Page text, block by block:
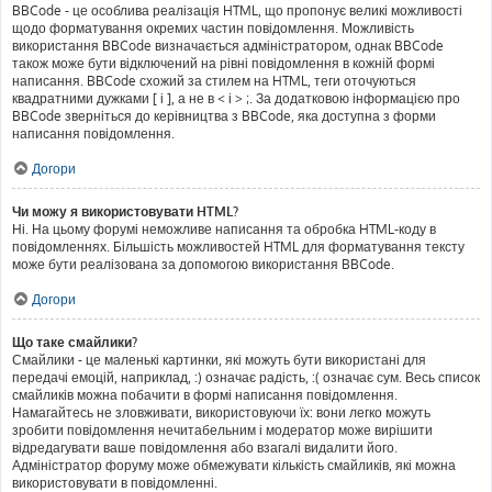
BBCode - це особлива реалізація HTML, що пропонує великі можливості
щодо форматування окремих частин повідомлення. Можливість
використання BBCode визначається адміністратором, однак BBCode
також може бути відключений на рівні повідомлення в кожній формі
написання. BBCode схожий за стилем на HTML, теги оточуються
квадратними дужками [ і ], а не в < і > ;. За додатковою інформацією про
BBCode зверніться до керівництва з BBCode, яка доступна з форми
написання повідомлення.
Догори
Чи можу я використовувати HTML?
Ні. На цьому форумі неможливе написання та обробка HTML-коду в
повідомленнях. Більшість можливостей HTML для форматування тексту
може бути реалізована за допомогою використання BBCode.
Догори
Що таке смайлики?
Смайлики - це маленькі картинки, які можуть бути використані для
передачі емоцій, наприклад, :) означає радість, :( означає сум. Весь список
смайликів можна побачити в формі написання повідомлення.
Намагайтесь не зловживати, використовуючи їх: вони легко можуть
зробити повідомлення нечитабельним і модератор може вирішити
відредагувати ваше повідомлення або взагалі видалити його.
Адміністратор форуму може обмежувати кількість смайликів, які можна
використовувати в повідомленні.